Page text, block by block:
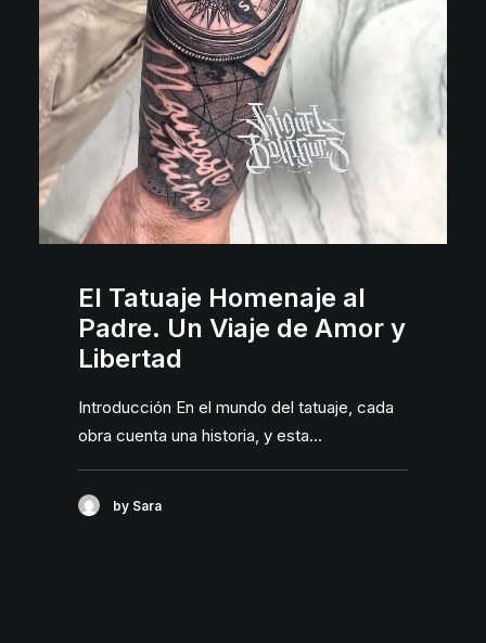
El Tatuaje Homenaje al
Padre. Un Viaje de Amor y
Libertad
Introducción En el mundo del tatuaje, cada
obra cuenta una historia, y esta…
by Sara